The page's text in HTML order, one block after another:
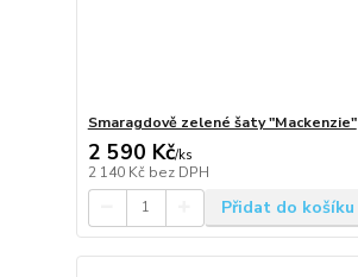
Smaragdově zelené šaty "Mackenzie"
2 590 Kč/ks
2 140 Kč bez DPH
Přidat do košíku